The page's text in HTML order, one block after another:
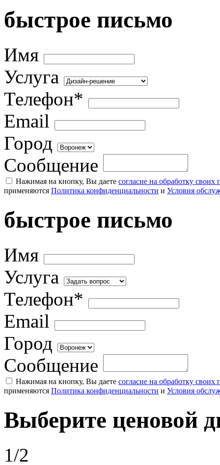
быстрое письмо
Имя
Услуга
Телефон*
Email
Город
Сообщение
Нажимая на кнопку, Вы даете согласие на обработку
применяются Политика конфиденциальности и Условия
быстрое письмо
Имя
Услуга
Телефон*
Email
Город
Сообщение
Нажимая на кнопку, Вы даете согласие на обработку
применяются Политика конфиденциальности и Условия
Выберите ценовой
1/2